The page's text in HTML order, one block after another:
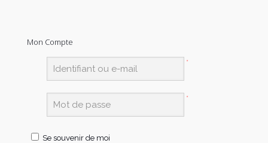
Mon Compte
*
*
Se souvenir de moi